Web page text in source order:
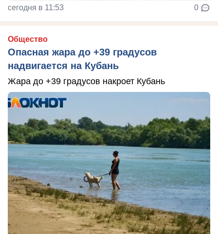
сегодня в 11:53 0
Общество
Опасная жара до +39 градусов
надвигается на Кубань
Жара до +39 градусов накроет Кубань